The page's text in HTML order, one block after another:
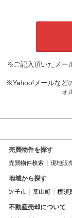
※ご記入頂いたメー
※Yahoo!メールなど
ォ
売買物件を探す
売買物件検索 現地販
地域から探す
逗子市 葉山町 横須
不動産売却について